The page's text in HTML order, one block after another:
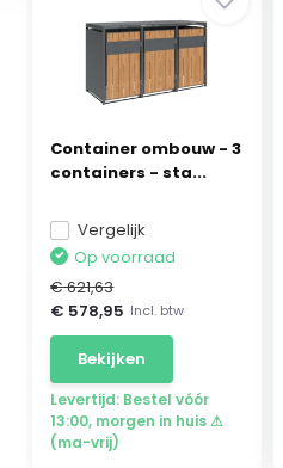
Container ombouw - 3
containers - sta...
Vergelijk
Op voorraad
€ 621,63
€ 578,95 Incl. btw
Bekijken
Levertijd: Bestel vóór
13:00, morgen in huis ⚠
(ma-vrij)